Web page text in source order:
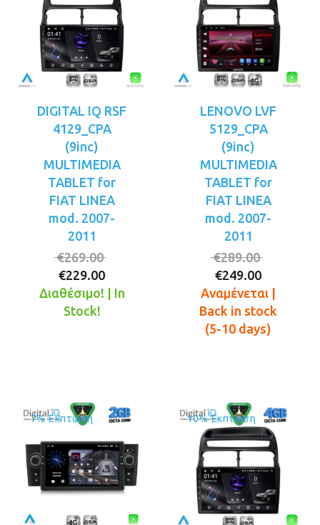
DIGITAL IQ RSF
4129_CPA
(9inc)
MULTIMEDIA
TABLET for
FIAT LINEA
mod. 2007-
2011
€269.00
was:
€229.00
τρέχουσα
Διαθέσιμο! | In
Stock!
LENOVO LVF
5129_CPA
(9inc)
MULTIMEDIA
TABLET for
FIAT LINEA
mod. 2007-
2011
€289.00
was:
€289.00.
€249.00
τιμή
είναι:
Αναμένεται |
Back in stock
(5-10 days)
7% Έκπτωση 10% Έκπτωση